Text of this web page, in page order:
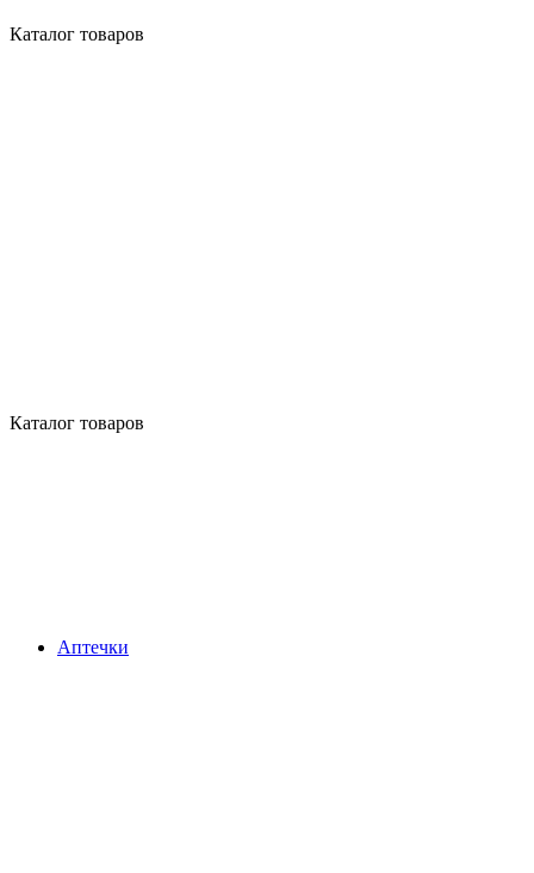
Каталог товаров
Каталог товаров
Аптечки